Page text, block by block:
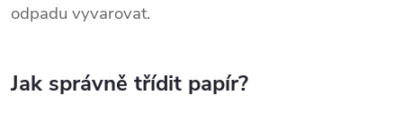
odpadu vyvarovat.
Jak správně třídit papír?